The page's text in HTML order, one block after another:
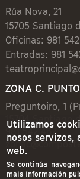
Rúa Nova, 21
15705 Santiago
Oficinas: 981
Entradas: 981
ZONA C.
Preguntoiro, 1
15704 Santiago
981 542 462
Utilizamos
nosos servizos,
web.
Se continúa
mais información